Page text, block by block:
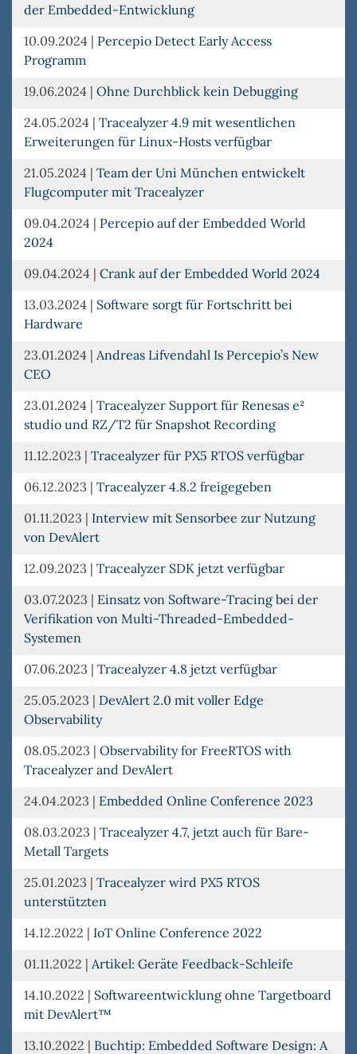
der Embedded-Entwicklung
10.09.2024 | Percepio Detect Early Access
Programm
19.06.2024 | Ohne Durchblick kein Debugging
24.05.2024 | Tracealyzer 4.9 mit wesentlichen
Erweiterungen für Linux-Hosts verfügbar
21.05.2024 | Team der Uni München entwickelt
Flugcomputer mit Tracealyzer
09.04.2024 | Percepio auf der Embedded World
2024
09.04.2024 | Crank auf der Embedded World 2024
13.03.2024 | Software sorgt für Fortschritt bei
Hardware
23.01.2024 | Andreas Lifvendahl Is Percepio’s New
CEO
23.01.2024 | Tracealyzer Support für Renesas e²
studio und RZ/T2 für Snapshot Recording
11.12.2023 | Tracealyzer für PX5 RTOS verfügbar
06.12.2023 | Tracealyzer 4.8.2 freigegeben
01.11.2023 | Interview mit Sensorbee zur Nutzung
von DevAlert
12.09.2023 | Tracealyzer SDK jetzt verfügbar
03.07.2023 | Einsatz von Software-Tracing bei der
Verifikation von Multi-Threaded-Embedded-
Systemen
07.06.2023 | Tracealyzer 4.8 jetzt verfügbar
25.05.2023 | DevAlert 2.0 mit voller Edge
Observability
08.05.2023 | Observability for FreeRTOS with
Tracealyzer and DevAlert
24.04.2023 | Embedded Online Conference 2023
08.03.2023 | Tracealyzer 4.7, jetzt auch für Bare-
Metall Targets
25.01.2023 | Tracealyzer wird PX5 RTOS
unterstützten
14.12.2022 | IoT Online Conference 2022
01.11.2022 | Artikel: Geräte Feedback-Schleife
14.10.2022 | Softwareentwicklung ohne Targetboard
mit DevAlert™
13.10.2022 | Buchtip: Embedded Software Design: A